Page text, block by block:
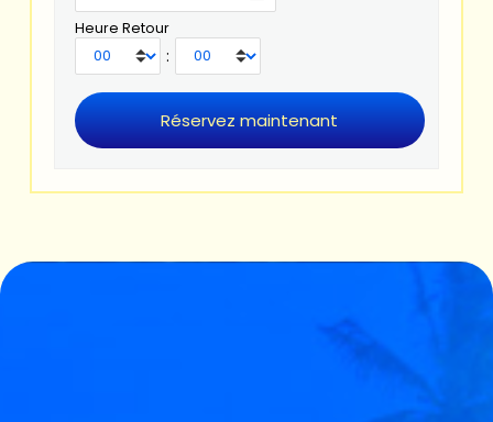
Heure Retour
: